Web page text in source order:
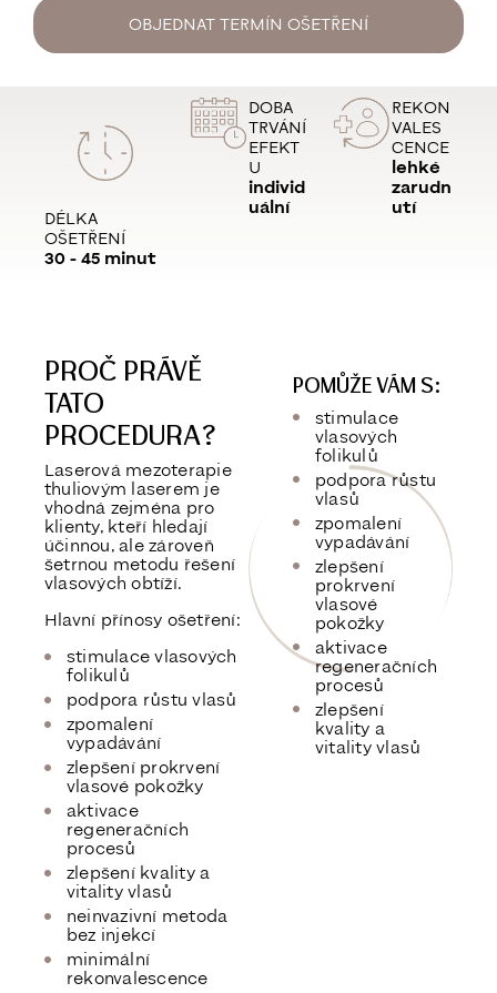
OBJEDNAT TERMÍN OŠETŘENÍ
DÉLKA
OŠETŘENÍ
30 - 45 minut
DOBA
TRVÁNÍ
EFEKT
U
individ
uální
REKON
VALES
CENCE
lehké
zarudn
utí
PROČ PRÁVĚ
TATO
PROCEDURA?
Laserová mezoterapie
thuliovým laserem je
vhodná zejména pro
klienty, kteří hledají
účinnou, ale zároveň
šetrnou metodu řešení
vlasových obtíží.
Hlavní přínosy ošetření:
stimulace vlasových
folikulů
podpora růstu vlasů
zpomalení
vypadávání
zlepšení prokrvení
vlasové pokožky
aktivace
regeneračních
procesů
zlepšení kvality a
vitality vlasů
neinvazivní metoda
bez injekcí
minimální
rekonvalescence
POMŮŽE VÁM S:
stimulace
vlasových
folikulů
podpora růstu
vlasů
zpomalení
vypadávání
zlepšení
prokrvení
vlasové
pokožky
aktivace
regeneračních
procesů
zlepšení
kvality a
vitality vlasů